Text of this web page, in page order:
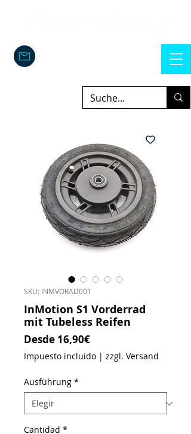
SKU: INMVORAD001
InMotion S1 Vorderrad
mit Tubeless Reifen
Desde 16,90€Precio de oferta
Impuesto incluido | zzgl. Versand
Ausführung *
Cantidad *